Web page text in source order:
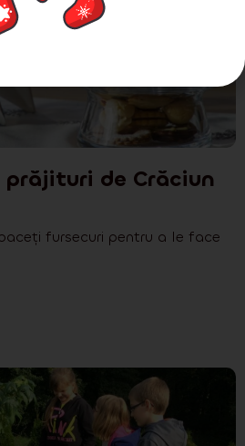
de Crăciun
fursecuri pentru a le face